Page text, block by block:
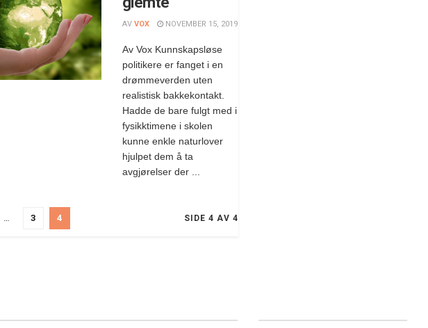
AV VOX NOVEMBER 15, 2019
Av Vox Kunnskapsløse
politikere er fanget i en
drømmeverden uten
realistisk bakkekontakt.
Hadde de bare fulgt med i
fysikktimene i skolen
kunne enkle naturlover
hjulpet dem å ta
avgjørelser der ...
SIDE 4 AV 4
… 3 4